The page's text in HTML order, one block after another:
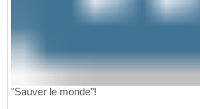
"Sauver le monde"!